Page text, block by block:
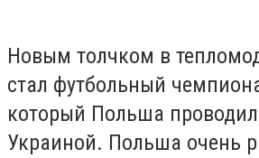
Новым толчком в
стал футбольный
который Польша
Украиной. Польша очень